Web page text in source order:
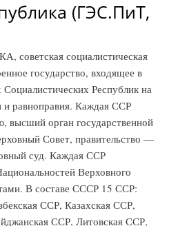
(ГЭС.ПиТ,
социалистическая
государство, входящее в
Республик на
и равноправия. Каждая ССР
высший орган государственной
Совет, правительство —
суд. Каждая ССР
Верховного
В составе СССР 15 ССР:
ССР, Казахская ССР,
ССР, Литовская ССР,